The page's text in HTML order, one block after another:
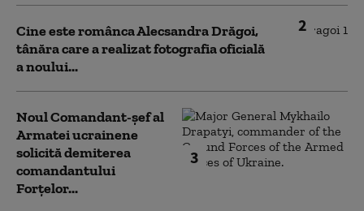
2
Cine este românca Alecsandra Drăgoi,
tânăra care a realizat fotografia oficială
a noului...
3
Noul Comandant-șef al
Armatei ucrainene
solicită demiterea
comandantului
Forțelor...